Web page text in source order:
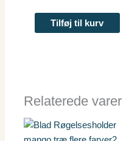
Tilføj til kurv
Relaterede varer